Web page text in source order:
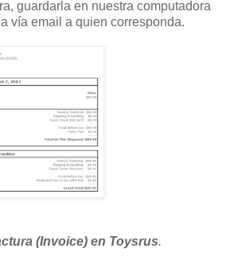
guardarla en nuestra computadora
vía email a quien corresponda.
(Invoice) en Toysrus.